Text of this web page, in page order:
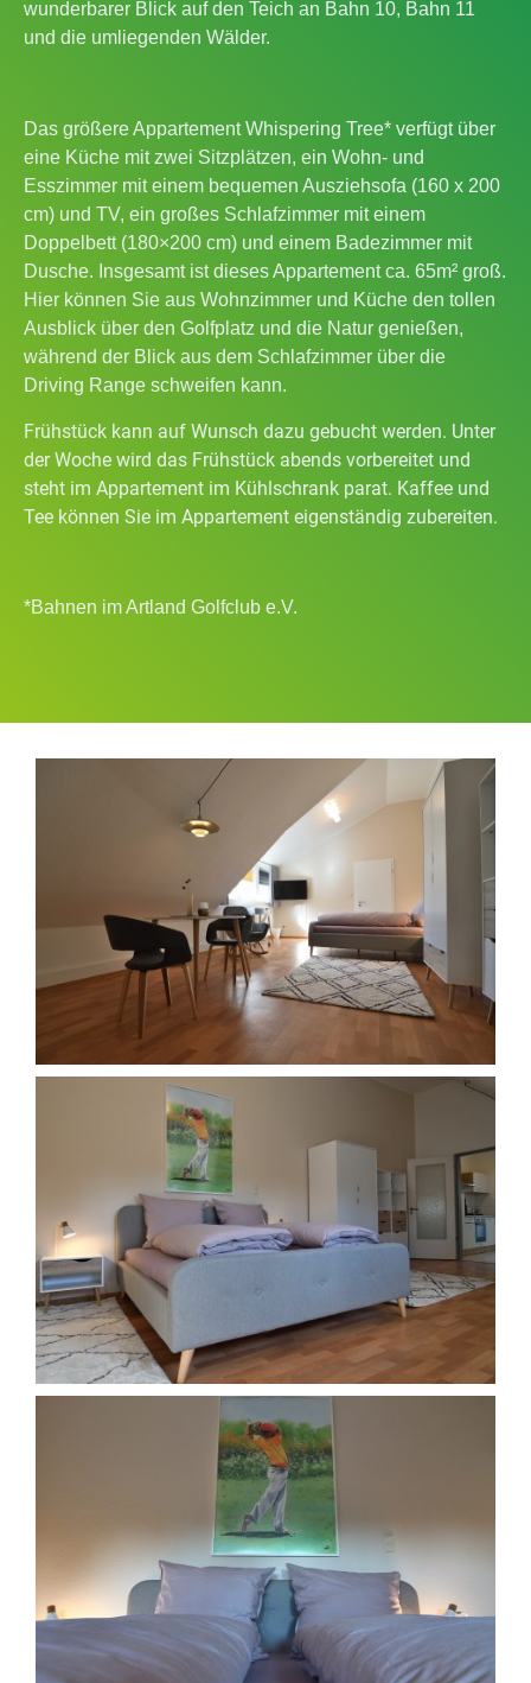
wunderbarer Blick auf den Teich an Bahn 10, Bahn 11
und die umliegenden Wälder.
Das größere AppartementWhispering Tree* verfügt über
eine Küche mit zwei Sitzplätzen, ein Wohn- und
Esszimmer mit einem bequemen Ausziehsofa (160 x 200
cm) und TV, ein großes Schlafzimmer mit einem
Doppelbett (180×200 cm) und einem Badezimmer mit
Dusche. Insgesamt ist dieses Appartement ca. 65m² groß.
Hier können Sie aus Wohnzimmer und Küche den tollen
Ausblick über den Golfplatz und die Natur genießen,
während der Blick aus dem Schlafzimmer über die
Driving Range schweifen kann.
Frühstück kann auf Wunsch dazu gebucht werden. Unter
der Woche wird das Frühstück abends vorbereitet und
steht im Appartement im Kühlschrank parat. Kaffee und
Tee können Sie im Appartement eigenständig zubereiten.
*Bahnen im Artland Golfclub e.V.